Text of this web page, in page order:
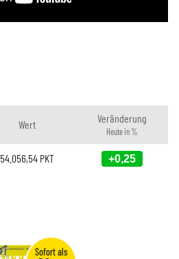
Wert Veränderung
Heute in %
54.056,54 PKT +0,25